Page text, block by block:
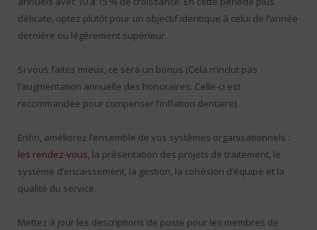
délicate, optez plutôt pour un objectif identique à celui de l’année
dernière ou légèrement supérieur.
Si vous faites mieux, ce sera un bonus (Cela n’inclut pas
l’augmentation annuelle des honoraires. Celle-ci est
recommandée pour compenser l’inflation dentaire).
Enfin, améliorez l’ensemble de vos systèmes organisationnels :
les rendez-vous, la présentation des projets de traitement, le
système d’encaissement, la gestion, la cohésion d’équipe et la
qualité du service.
Mettez à jour les descriptions de poste pour les membres de